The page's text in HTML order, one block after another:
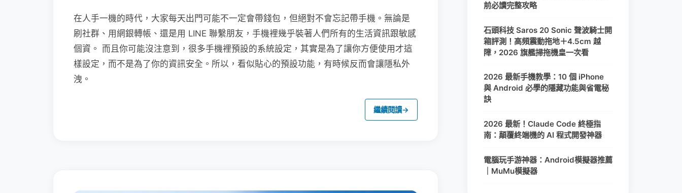
在人手一機的時代，大家每天出門可能不一定會帶錢包，但絕對不會忘記帶手機。無論是
刷社群、用網銀轉帳、還是用 LINE 聯繫朋友，手機裡幾乎裝著人們所有的生活資訊跟敏感
個資。 而且你可能沒注意到，很多手機裡預設的系統設定，其實是為了讓你方便使用才這
樣設定，而不是為了你的資訊安全。所以，看似貼心的預設功能，有時候反而會讓隱私外
洩。
繼續閱讀→
前必讀完整攻略
石頭科技 Saros 20 Sonic 聲波騎士開
箱評測！高頻震動拖地＋4.5cm 越
障，2026 旗艦掃拖機皇一次看
2026 最新手機教學：10 個 iPhone
與 Android 必學的隱藏功能與省電秘
訣
2026 最新！Claude Code 終極指
南：顛覆終端機的 AI 程式開發神器
電腦玩手游神器：Android模擬器推薦
｜MuMu模擬器